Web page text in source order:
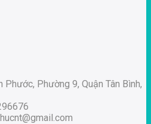
Phường 9, Quận Tân Bình,